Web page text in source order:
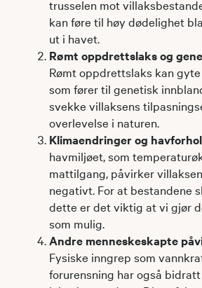
trusselen mot
kan føre til høy dødelighet
ut i havet.
Rømt oppdrettslaks og
Rømt oppdrettslaks kan
som fører til genetisk
svekke villaksens
overlevelse i naturen.
Klimaendringer og
havmiljøet, som
mattilgang, påvirker
negativt. For at bestandene
dette er det viktig at vi gjør
som mulig.
Andre menneskeskapte
Fysiske inngrep som
forurensning har også